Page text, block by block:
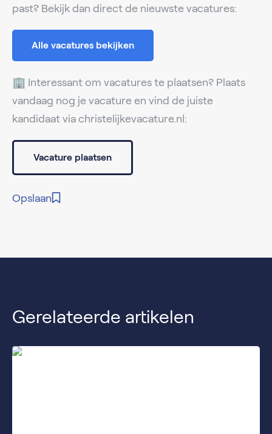
past? Bekijk dan direct de nieuwste vacatures:
Alle vacatures bekijken
🏢 Interessant om vacatures te plaatsen? Plaats
vandaag nog je vacature en vind de juiste
kandidaat via christelijkevacature.nl:
Vacature plaatsen
Opslaan
Gerelateerde artikelen